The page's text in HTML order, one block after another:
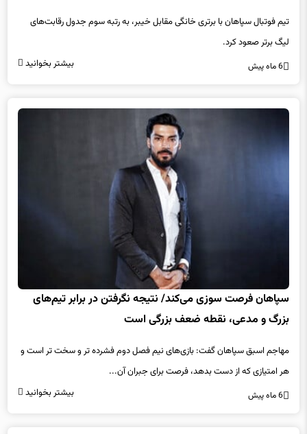
تیم فوتبال سپاهان با برتری خانگی مقابل خیبر، به رتبه سوم جدول رقابت‌های
لیگ برتر صعود کرد.
6 ماه پیش بیشتر بخوانید
سپاهان فرصت سوزی می‌کند/ نتیجه نگرفتن در برابر تیم‌های
بزرگ و مدعی، نقطه ضعف بزرگی است
مهاجم اسبق سپاهان گفت: بازی‌های نیم فصل دوم فشرده تر و سخت تر است و
هر امتیازی که از دست بدهد، فرصت برای جبران آن...
6 ماه پیش بیشتر بخوانید